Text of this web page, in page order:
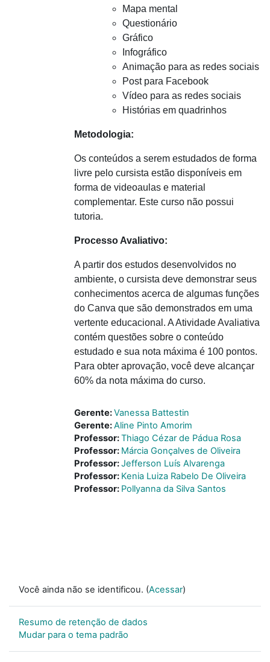
Mapa mental
Questionário
Gráfico
Infográfico
Animação para as redes sociais
Post para Facebook
Vídeo para as redes sociais
Histórias em quadrinhos
Metodologia:
Os conteúdos a serem estudados de forma
livre pelo cursista estão disponíveis em
forma de videoaulas e material
complementar. Este curso não possui
tutoria.
Processo Avaliativo:
A partir dos estudos desenvolvidos no
ambiente, o cursista deve demonstrar seus
conhecimentos acerca de algumas funções
do Canva que são demonstrados em uma
vertente educacional. A Atividade Avaliativa
contém questões sobre o conteúdo
estudado e sua nota máxima é 100 pontos.
Para obter aprovação, você deve alcançar
60% da nota máxima do curso.
Gerente:Vanessa Battestin
Gerente:Aline Pinto Amorim
Professor:Thiago Cézar de Pádua Rosa
Professor: Márcia Gonçalves de Oliveira
Professor:Jefferson Luís Alvarenga
Professor: Kenia Luiza Rabelo De Oliveira
Professor: Pollyanna da Silva Santos
Você ainda não se identificou. (Acessar)
Resumo de retenção de dados
Mudar para o tema padrão